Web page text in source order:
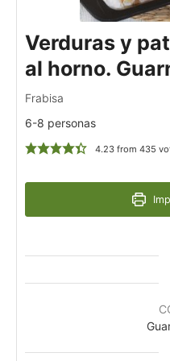
Verduras y
al horno.
Frabisa
6-8 personas
4.23from 435